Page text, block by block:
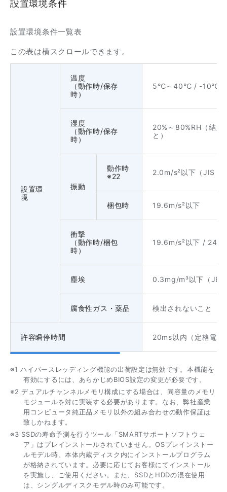
設置環境条件
設置環境条件一覧表
この表は横スクロールできます。
設置環
境
温度
（動作時/保存
時）
5℃～40℃ / -10℃
湿度
（動作時/保存
時）
20%～80%RH（結
と）
振動
動作時
※22
2.0m/s²以下（JIS
梱包時 19.6m/s²以下
衝撃
（動作時/梱包
時）
19.6m/s²以下 /
塵埃 0.3mg/m³以下（
腐食性ガス・薬品 検出されないこと（
許容瞬停時間 20ms以内（定格電圧
※1 ハイパースレッディング機能の出荷設定は無効です。本機能を
有効にするには、あらかじめBIOS設定の変更が必要です。
※2 デュアルチャンネルメモリ構成にする場合は、同容量のメモリ
モジュールを対に実装する必要があります。なお、弊社産業
用コンピュータ純正品メモリ以外の組み合わせの動作保証は
致しかねます。
※3 SSDの寿命予測を行うツール「SMARTサポートソフトウェ
ア」はプレインストールされていません。OSプレインストー
ルモデル時、本体内蔵ディスク内にインストールプログラム
が格納されています。必要に応じてお客様にてインストール
を実施し、ご使用ください。また、SSDとHDDの混在使用
は、シングルディスクモデル時のみ可能です。